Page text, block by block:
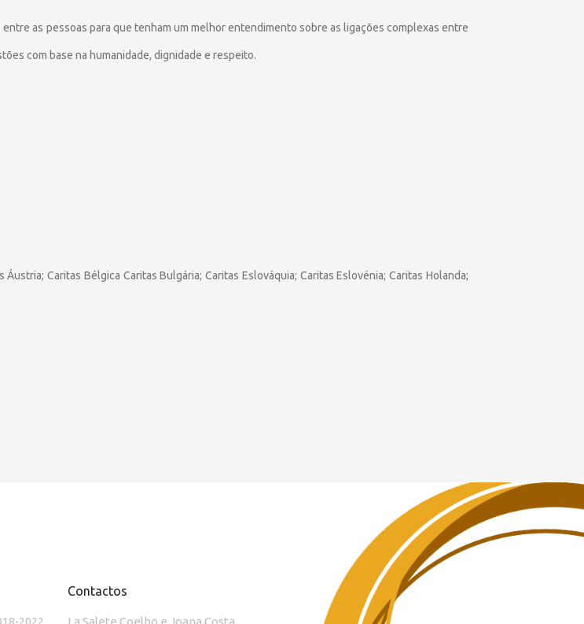
as pessoas para que tenham um melhor entendimento sobre as ligações complexas entre
com base na humanidade, dignidade e respeito.
Caritas Bélgica Caritas Bulgária; Caritas Eslováquia; Caritas Eslovénia; Caritas Holanda;
Contactos
La Salete Coelho e Joana Costa